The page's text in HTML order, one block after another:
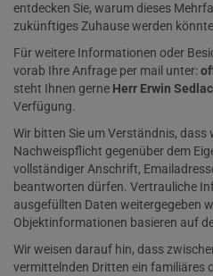
entdecken Sie, warum dieses
zukünftiges Zuhause werden
Für weitere Informationen oder
vorab Ihre Anfrage per mail unter:
steht Ihnen gerne Herr Erwin
Verfügung.
Wir bitten Sie um Verständnis, dass
Nachweispflicht gegenüber dem
vollständiger Anschrift,
beantworten dürfen. Vertrauliche
ausgefüllten Daten weitergegeben
Objektinformationen basieren auf
Wir weisen darauf hin, dass
vermittelnden Dritten ein familiäres